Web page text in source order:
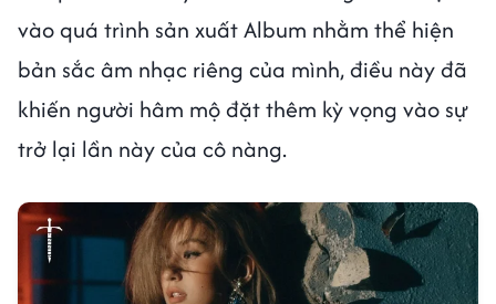
vào quá trình sản xuất Album nhằm thể hiện
bản sắc âm nhạc riêng của mình, điều này đã
khiến người hâm mộ đặt thêm kỳ vọng vào sự
trở lại lần này của cô nàng.